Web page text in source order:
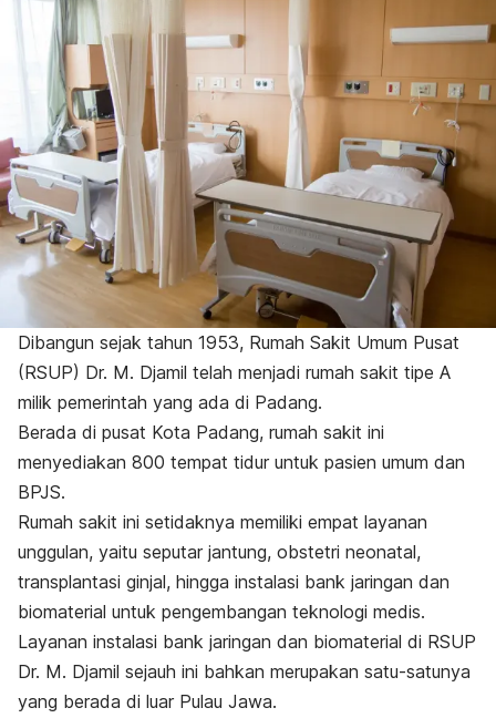
Dibangun sejak tahun 1953, Rumah Sakit Umum Pusat
(RSUP) Dr. M. Djamil telah menjadi rumah sakit tipe A
milik pemerintah yang ada di Padang.
Berada di pusat Kota Padang, rumah sakit ini
menyediakan 800 tempat tidur untuk pasien umum dan
BPJS.
Rumah sakit ini setidaknya memiliki empat layanan
unggulan, yaitu seputar jantung, obstetri neonatal,
transplantasi ginjal, hingga instalasi bank jaringan dan
biomaterial untuk pengembangan teknologi medis.
Layanan instalasi bank jaringan dan biomaterial di RSUP
Dr. M. Djamil sejauh ini bahkan merupakan satu-satunya
yang berada di luar Pulau Jawa.